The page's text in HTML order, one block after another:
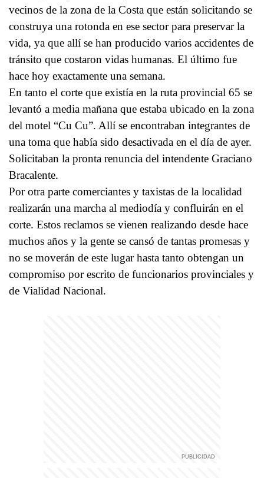
vecinos de la zona de la Costa que están solicitando se
construya una rotonda en ese sector para preservar la
vida, ya que allí se han producido varios accidentes de
tránsito que costaron vidas humanas. El último fue
hace hoy exactamente una semana.
En tanto el corte que existía en la ruta provincial 65 se
levantó a media mañana que estaba ubicado en la zona
del motel “Cu Cu”. Allí se encontraban integrantes de
una toma que había sido desactivada en el día de ayer.
Solicitaban la pronta renuncia del intendente Graciano
Bracalente.
Por otra parte comerciantes y taxistas de la localidad
realizarán una marcha al mediodía y confluirán en el
corte. Estos reclamos se vienen realizando desde hace
muchos años y la gente se cansó de tantas promesas y
no se moverán de este lugar hasta tanto obtengan un
compromiso por escrito de funcionarios provinciales y
de Vialidad Nacional.